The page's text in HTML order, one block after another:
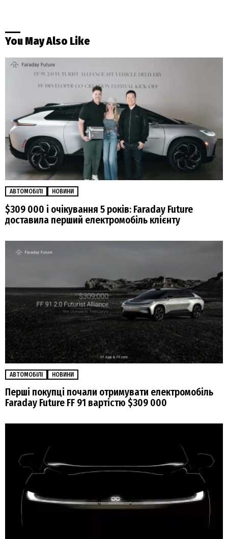
You May Also Like
АВТОМОБІЛІ НОВИНИ
$309 000 і очікування 5 років: Faraday Future
доставила перший електромобіль клієнту
АВТОМОБІЛІ НОВИНИ
Перші покупці почали отримувати електромобіль
Faraday Future FF 91 вартістю $309 000